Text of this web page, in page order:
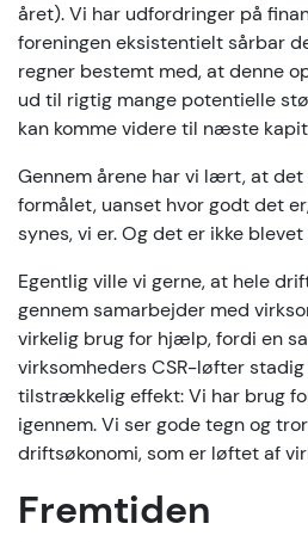
året). Vi har udfordringer på
foreningen eksistentielt sårbar
regner bestemt med, at denne
ud til rigtig mange potentielle
kan komme videre til næste
Gennem årene har vi lært, at
formålet, uanset hvor godt det
synes, vi er. Og det er ikke
Egentlig ville vi gerne, at hele
gennem samarbejder med
virkelig brug for hjælp, fordi en
virksomheders CSR-løfter
tilstrækkelig effekt: Vi har brug
igennem. Vi ser gode tegn og
driftsøkonomi, som er løftet af
Fremtiden